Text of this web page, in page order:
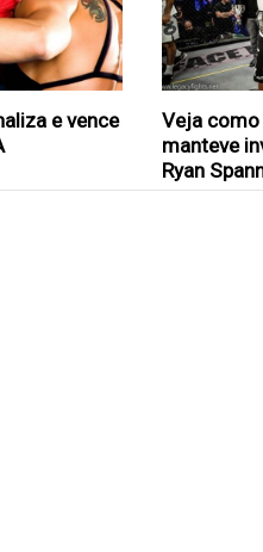
e vence
Veja como
manteve
Ryan